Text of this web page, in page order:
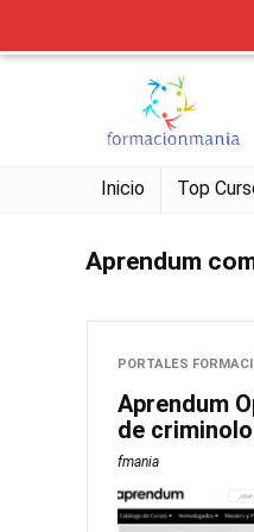
Inicio Top
Aprendum
PORTALES
Aprendum
de
fmania